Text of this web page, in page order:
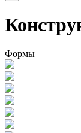
Формы